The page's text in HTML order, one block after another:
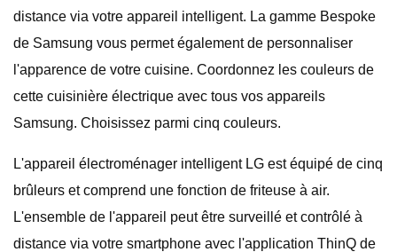
distance via votre appareil intelligent. La gamme Bespoke
de Samsung vous permet également de personnaliser
l'apparence de votre cuisine. Coordonnez les couleurs de
cette cuisinière électrique avec tous vos appareils
Samsung. Choisissez parmi cinq couleurs.
L'appareil électroménager intelligent LG est équipé de cinq
brûleurs et comprend une fonction de friteuse à air.
L'ensemble de l'appareil peut être surveillé et contrôlé à
distance via votre smartphone avec l'application ThinQ de